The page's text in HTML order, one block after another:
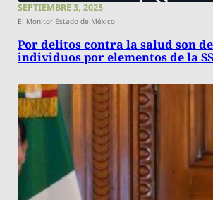
SEPTIEMBRE 3, 2025
El Monitor Estado de México
Por delitos contra la salud son
individuos por elementos de la